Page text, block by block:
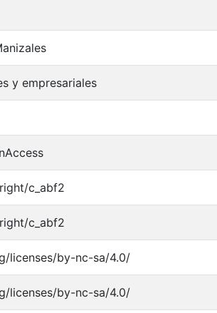
y empresariales
c_abf2
c_abf2
licenses/by-nc-sa/4.0/
licenses/by-nc-sa/4.0/